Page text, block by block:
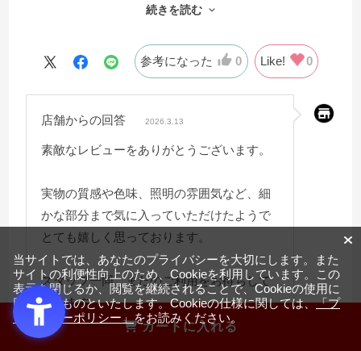
カートに入れる
照明もまぶしくなく、画像だとわかりづらいですが縦に
入ったルーバーがとても上品です。
私が購入したのはオーク色ですが、白に近くなく黄色み
もつよくない明るい色です。
を確かめてみるのをおすすめいたします。
＜使用感について＞
問題なく使用しております。
＜総合＞
とても満足しております。価格と質のバランスが取れて
いると思います。
続きを読む
参考になった 0 Like! 0
店舗からの回答 2026.3.13
素敵なレビューをありがとうございます。
実物の質感や色味、照明の雰囲気など、細
かな部分まで気に入っていただけたようで
とても嬉しく思っております。
スタッフ一同、またのご利用をお待ちして
おります。
当サイトでは、あなたのプライバシーを大切にします。また
サイトの利便性向上のため、Cookieを利用しています。この
表示を閉じるか、閲覧を継続されることで、Cookieの使用に
同意するものといたします。Cookieの仕様に関しては、「プ
ライバシーポリシー」をお読みください。